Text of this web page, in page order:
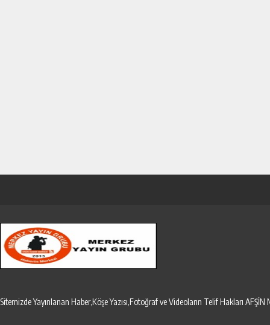
Sitemizde Yayınlanan Haber,Köşe Yazısı,Fotoğraf ve Videoların Telif Hakları